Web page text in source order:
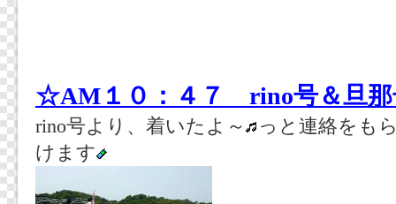
☆AM１０：４７ rino号＆旦
rino号より、着いたよ～
っと連絡をも
けます